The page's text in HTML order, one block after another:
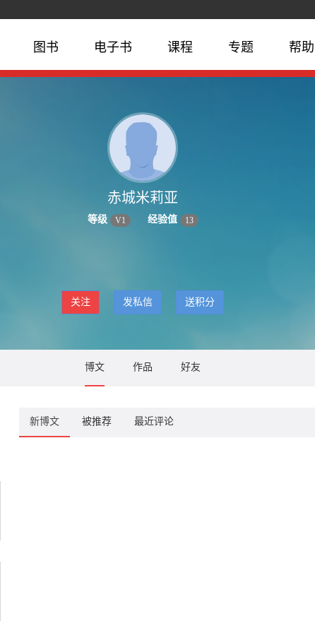
图书 电子书 课程 专题 帮助
赤城米莉亚
等级 V1 经验值 13
关注 发私信 送积分
博文 作品 好友
新博文 被推荐 最近评论